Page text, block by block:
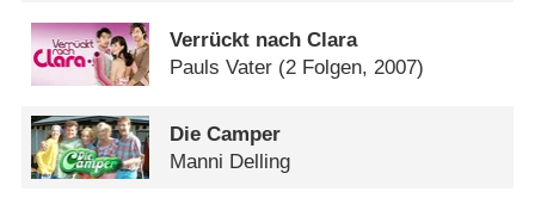
Verrückt nach Clara
Pauls Vater (2 Folgen, 2007)
Die Camper
Manni Delling